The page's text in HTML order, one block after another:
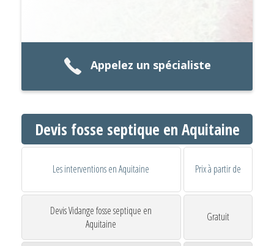
Appelez un spécialiste
Devis fosse septique en Aquitaine
Les interventions en Aquitaine Prix à partir de
Devis Vidange fosse septique en
Aquitaine
Gratuit